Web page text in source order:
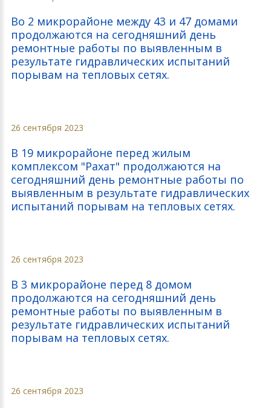
Во 2 микрорайоне между 43 и 47 домами
продолжаются на сегодняшний день
ремонтные работы по выявленным в
результате гидравлических испытаний
порывам на тепловых сетях.
26 сентября 2023
В 19 микрорайоне перед жилым
комплексом "Рахат" продолжаются на
сегодняшний день ремонтные работы по
выявленным в результате гидравлических
испытаний порывам на тепловых сетях.
26 сентября 2023
В 3 микрорайоне перед 8 домом
продолжаются на сегодняшний день
ремонтные работы по выявленным в
результате гидравлических испытаний
порывам на тепловых сетях.
26 сентября 2023